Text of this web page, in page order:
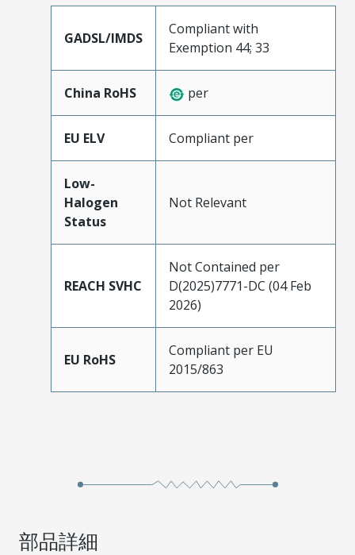
GADSL/IMDS
Compliant with
Exemption 44; 33
China RoHS per
EU ELV Compliant per
Low-
Halogen
Status
Not Relevant
REACH SVHC
Not Contained per
D(2025)7771-DC (04 Feb
2026)
EU RoHS
Compliant per EU
2015/863
部品詳細